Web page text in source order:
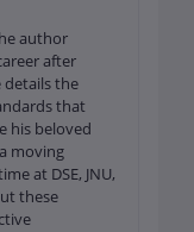
author
after
details the
that
his beloved
moving
at DSE, JNU,
these